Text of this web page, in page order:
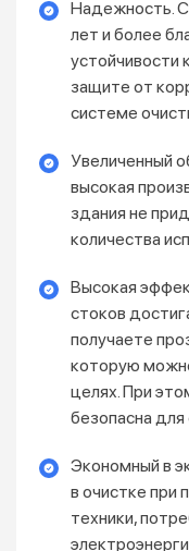
Надежность.
лет и более
устойчивости
защите от
системе
Увеличенный
высокая
здания не
количества
Высокая
стоков
получаете
которую
целях. При
безопасна
Экономный в
в очистке при
техники,